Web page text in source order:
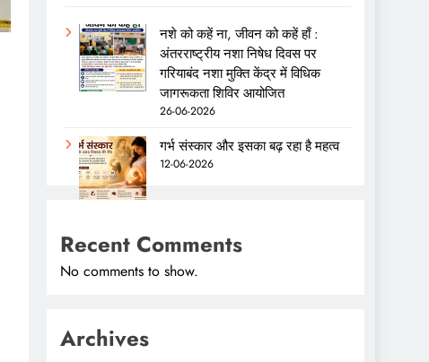
नशे को कहें ना, जीवन को कहें हाँ :
अंतरराष्ट्रीय नशा निषेध दिवस पर
गरियाबंद नशा मुक्ति केंद्र में विधिक
जागरूकता शिविर आयोजित
26-06-2026
गर्भ संस्कार और इसका बढ़ रहा है महत्व
12-06-2026
Recent Comments
No comments to show.
Archives